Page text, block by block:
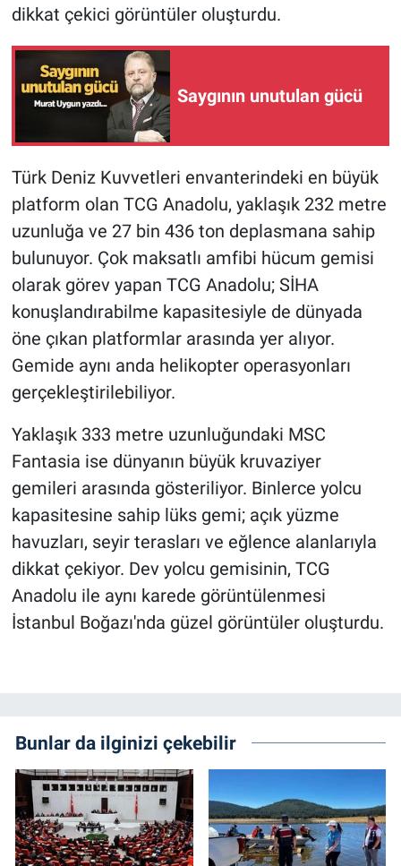
dikkat çekici görüntüler oluşturdu.
Saygının unutulan gücü
Türk Deniz Kuvvetleri envanterindeki en büyük
platform olan TCG Anadolu, yaklaşık 232 metre
uzunluğa ve 27 bin 436 ton deplasmana sahip
bulunuyor. Çok maksatlı amfibi hücum gemisi
olarak görev yapan TCG Anadolu; SİHA
konuşlandırabilme kapasitesiyle de dünyada
öne çıkan platformlar arasında yer alıyor.
Gemide aynı anda helikopter operasyonları
gerçekleştirilebiliyor.
Yaklaşık 333 metre uzunluğundaki MSC
Fantasia ise dünyanın büyük kruvaziyer
gemileri arasında gösteriliyor. Binlerce yolcu
kapasitesine sahip lüks gemi; açık yüzme
havuzları, seyir terasları ve eğlence alanlarıyla
dikkat çekiyor. Dev yolcu gemisinin, TCG
Anadolu ile aynı karede görüntülenmesi
İstanbul Boğazı'nda güzel görüntüler oluşturdu.
Bunlar da ilginizi çekebilir